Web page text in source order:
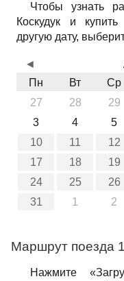
Чтобы узнать
Коскудук и
другую дату,
Пн
Вт Ср
27
28 29
3
4 5
10
11 12
17
18 19
24
25 26
31
1 2
◄
Маршрут поезда
Нажмите